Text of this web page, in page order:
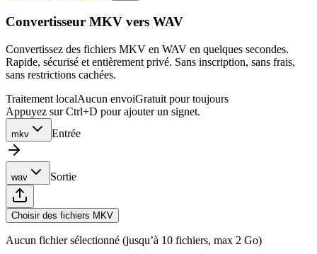
Convertisseur MKV vers WAV
Convertissez des fichiers MKV en WAV en quelques secondes.
Rapide, sécurisé et entièrement privé. Sans inscription, sans frais,
sans restrictions cachées.
Traitement localAucun envoiGratuit pour toujours
Appuyez sur Ctrl+D pour ajouter un signet.
mkv Entrée
wav Sortie
Choisir des fichiers MKV
Aucun fichier sélectionné (jusqu’à 10 fichiers, max 2 Go)